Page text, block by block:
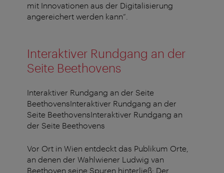
mit Innovationen aus der Digitalisierung
angereichert werden kann“.
Interaktiver Rundgang an der
Seite Beethovens
Interaktiver Rundgang an der Seite
BeethovensInteraktiver Rundgang an der
Seite BeethovensInteraktiver Rundgang an
der Seite Beethovens
Vor Ort in Wien entdeckt das Publikum Orte,
an denen der Wahlwiener Ludwig van
Beethoven seine Spuren hinterließ: Der